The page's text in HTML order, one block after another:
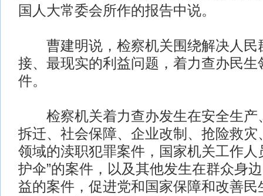
国人大常委会所作的报告中说。
曹建明说，检察机关围绕解决人民
接、最现实的利益问题，着力查办民生
件。
检察机关着力查办发生在安全生产
拆迁、社会保障、企业改制、抢险救灾
领域的渎职犯罪案件，国家机关工作人
护伞”的案件，以及其他发生在群众身
益的案件，促进党和国家保障和改善民